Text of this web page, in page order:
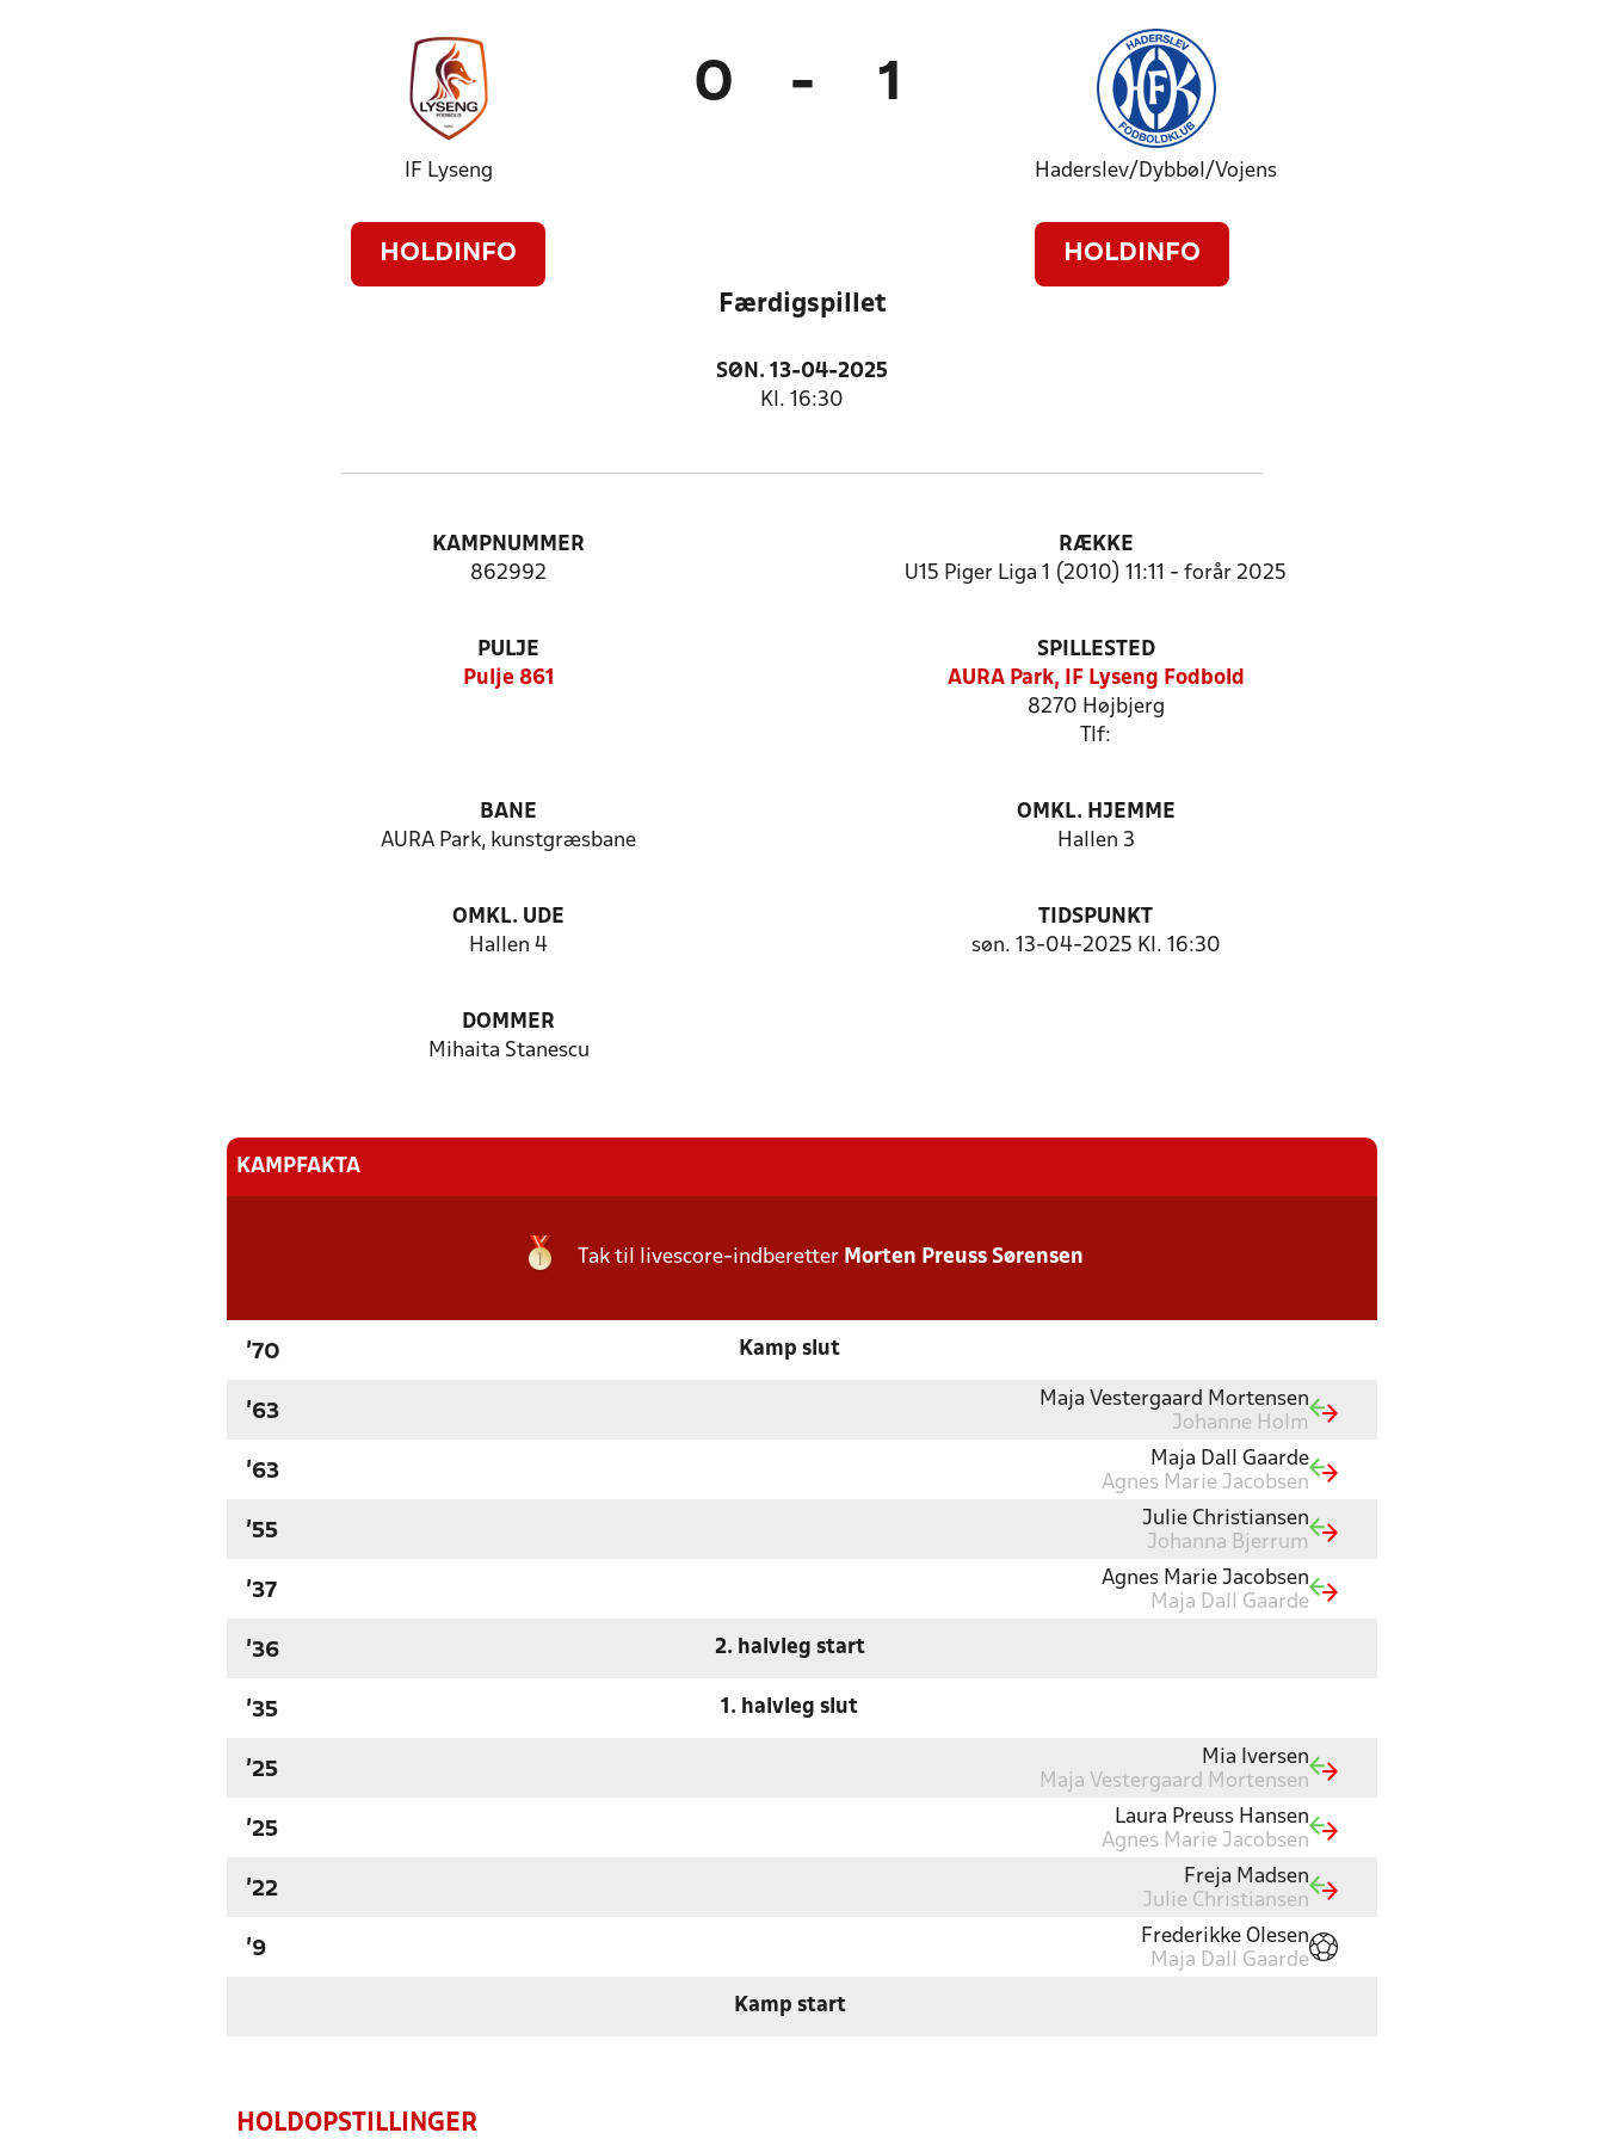
IF Lyseng
HOLDINFO
0 - 1
Haderslev/Dybbøl/Vojens
HOLDINFO
Færdigspillet
SØN. 13-04-2025
Kl. 16:30
KAMPNUMMER
862992
RÆKKE
U15 Piger Liga 1 (2010) 11:11 - forår 2025
PULJE
Pulje 861
SPILLESTED
AURA Park, IF Lyseng Fodbold
8270 Højbjerg
Tlf:
BANE
AURA Park, kunstgræsbane
OMKL. HJEMME
Hallen 3
OMKL. UDE
Hallen 4
TIDSPUNKT
søn. 13-04-2025 Kl. 16:30
DOMMER
Mihaita Stanescu
KAMPFAKTA
Tak til livescore-indberetter Morten Preuss Sørensen
'70 Kamp slut
'63
Maja Vestergaard Mortensen
Johanne Holm
'63
Maja Dall Gaarde
Agnes Marie Jacobsen
'55
Julie Christiansen
Johanna Bjerrum
'37
Agnes Marie Jacobsen
Maja Dall Gaarde
'36 2. halvleg start
'35 1. halvleg slut
'25
Mia Iversen
Maja Vestergaard Mortensen
'25
Laura Preuss Hansen
Agnes Marie Jacobsen
'22
Freja Madsen
Julie Christiansen
'9
Frederikke Olesen
Maja Dall Gaarde
Kamp start
HOLDOPSTILLINGER